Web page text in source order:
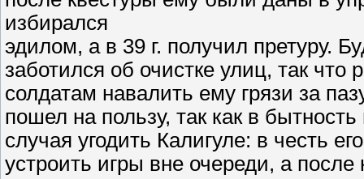
избирался
эдилом, а в 39 г. получил претуру.
заботился об очистке улиц, так
солдатам навалить ему грязи за
пошел на пользу, так как в
случая угодить Калигуле: в честь
устроить игры вне очереди, а